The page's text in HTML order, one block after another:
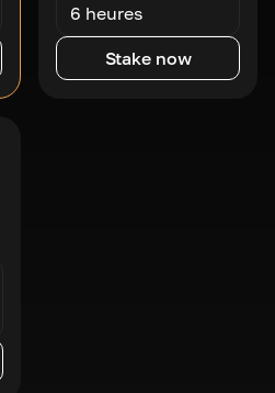
6 heures
Stake now